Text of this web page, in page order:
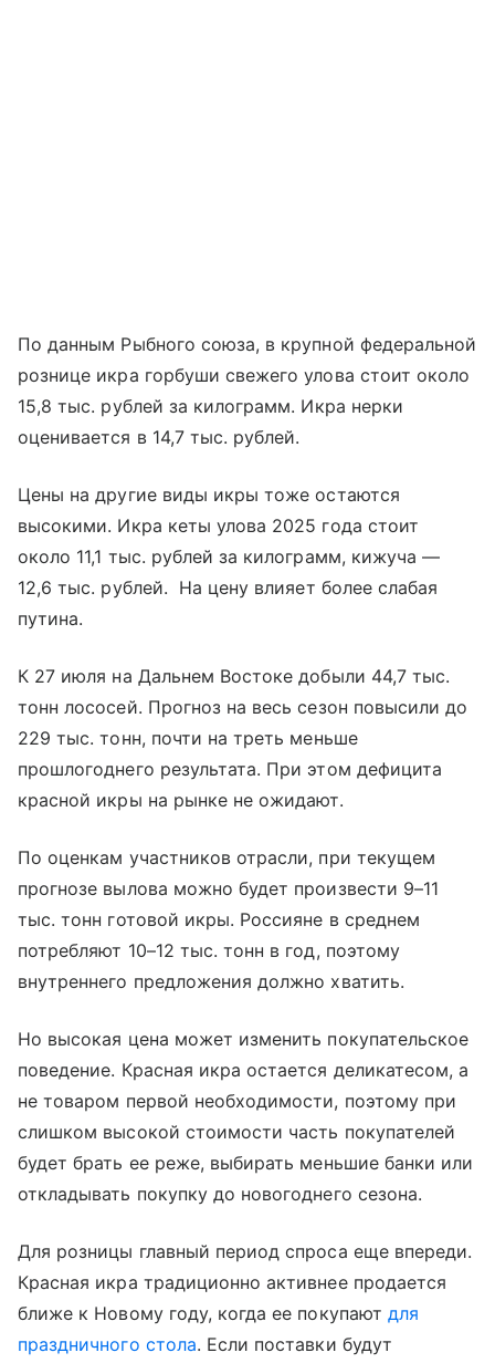
По данным Рыбного союза, в крупной федеральной
рознице икра горбуши свежего улова стоит около
15,8 тыс. рублей за килограмм. Икра нерки
оценивается в 14,7 тыс. рублей.
Цены на другие виды икры тоже остаются
высокими. Икра кеты улова 2025 года стоит
около 11,1 тыс. рублей за килограмм, кижуча —
12,6 тыс. рублей. На цену влияет более слабая
путина.
К 27 июля на Дальнем Востоке добыли 44,7 тыс.
тонн лососей. Прогноз на весь сезон повысили до
229 тыс. тонн, почти на треть меньше
прошлогоднего результата. При этом дефицита
красной икры на рынке не ожидают.
По оценкам участников отрасли, при текущем
прогнозе вылова можно будет произвести 9–11
тыс. тонн готовой икры. Россияне в среднем
потребляют 10–12 тыс. тонн в год, поэтому
внутреннего предложения должно хватить.
Но высокая цена может изменить покупательское
поведение. Красная икра остается деликатесом, а
не товаром первой необходимости, поэтому при
слишком высокой стоимости часть покупателей
будет брать ее реже, выбирать меньшие банки или
откладывать покупку до новогоднего сезона.
Для розницы главный период спроса еще впереди.
Красная икра традиционно активнее продается
ближе к Новому году, когда ее покупают для
праздничного стола. Если поставки будут